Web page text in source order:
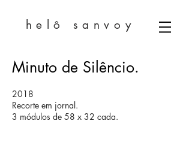
helô sanvoy
Minuto de Silêncio.
2018
Recorte em jornal.
3 módulos de 58 x 32 cada.